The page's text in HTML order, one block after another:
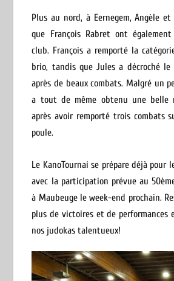
Plus au nord, à Eernegem, Angèle
que François Rabret ont
club. François a remporté la
brio, tandis que Jules a décroché
après de beaux combats. Malgré un
a tout de même obtenu une belle
après avoir remporté trois combats
poule.
Le KanoTournai se prépare déjà pour
avec la participation prévue au
à Maubeuge le week-end prochain.
plus de victoires et de performances
nos judokas talentueux!